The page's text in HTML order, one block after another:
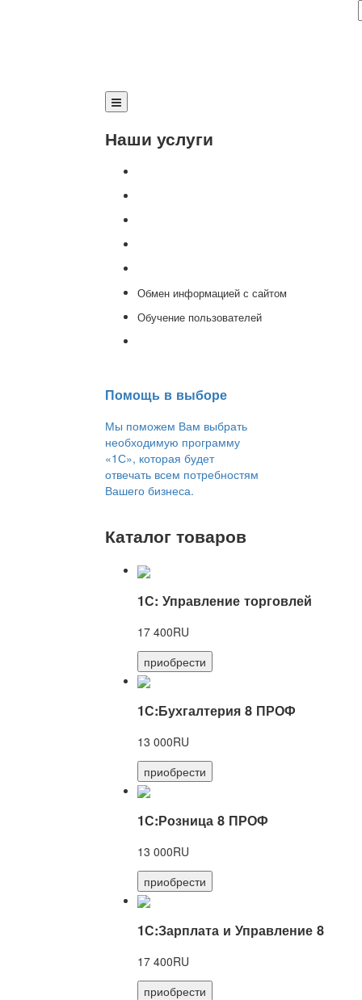
Наши услуги
Обмен информацией с сайтом
Обучение пользователей
Помощь в выборе
Мы поможем Вам выбрать
необходимую программу
«1С», которая будет
отвечать всем потребностям
Вашего бизнеса.
Каталог товаров
1С: Управление торговлей
17 400RU
приобрести
1С:Бухгалтерия 8 ПРОФ
13 000RU
приобрести
1С:Розница 8 ПРОФ
13 000RU
приобрести
1С:Зарплата и Управление 8
17 400RU
приобрести